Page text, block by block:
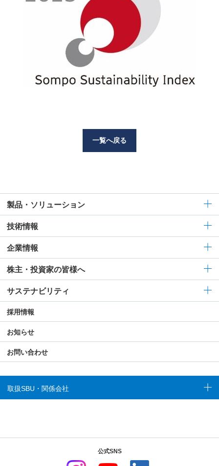
一覧へ戻る
製品・ソリューション
技術情報
企業情報
株主・投資家の皆様へ
サステナビリティ
採用情報
お知らせ
お問い合わせ
取扱SBU・関係会社
公式SNS